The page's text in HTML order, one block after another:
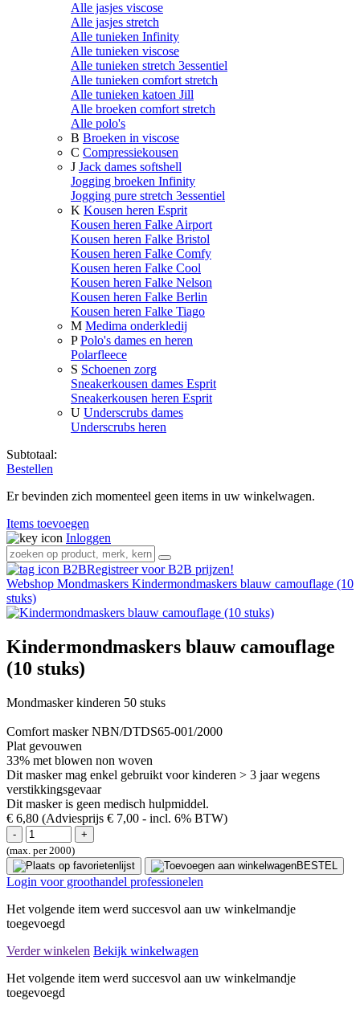
Alle jasjes viscose
Alle jasjes stretch
Alle tunieken Infinity
Alle tunieken viscose
Alle tunieken stretch 3essentiel
Alle tunieken comfort stretch
Alle tunieken katoen Jill
Alle broeken comfort stretch
Alle polo's
B Broeken in viscose
C Compressiekousen
J Jack dames softshell
Jogging broeken Infinity
Jogging pure stretch 3essentiel
K Kousen heren Esprit
Kousen heren Falke Airport
Kousen heren Falke Bristol
Kousen heren Falke Comfy
Kousen heren Falke Cool
Kousen heren Falke Nelson
Kousen heren Falke Berlin
Kousen heren Falke Tiago
M Medima onderkledij
P Polo's dames en heren
Polarfleece
S Schoenen zorg
Sneakerkousen dames Esprit
Sneakerkousen heren Esprit
U Underscrubs dames
Underscrubs heren
Subtotaal:
Bestellen
Er bevinden zich momenteel geen items in uw winkelwagen.
Items toevoegen
Inloggen
Registreer voor B2B prijzen!
Webshop Mondmaskers Kindermondmaskers blauw camouflage (10
stuks)
Kindermondmaskers blauw camouflage
(10 stuks)
Mondmasker kinderen 50 stuks
Comfort masker NBN/DTDS65-001/2000
Plat gevouwen
33% met blowen non woven
Dit masker mag enkel gebruikt voor kinderen > 3 jaar wegens
verstikkingsgevaar
Dit masker is geen medisch hulpmiddel.
€ 6,80 (Adviesprijs € 7,00 - incl. 6% BTW)
(max. per 2000)
BESTEL
Login voor groothandel professionelen
Het volgende item werd succesvol aan uw winkelmandje
toegevoegd
Verder winkelen Bekijk winkelwagen
Het volgende item werd succesvol aan uw winkelmandje
toegevoegd